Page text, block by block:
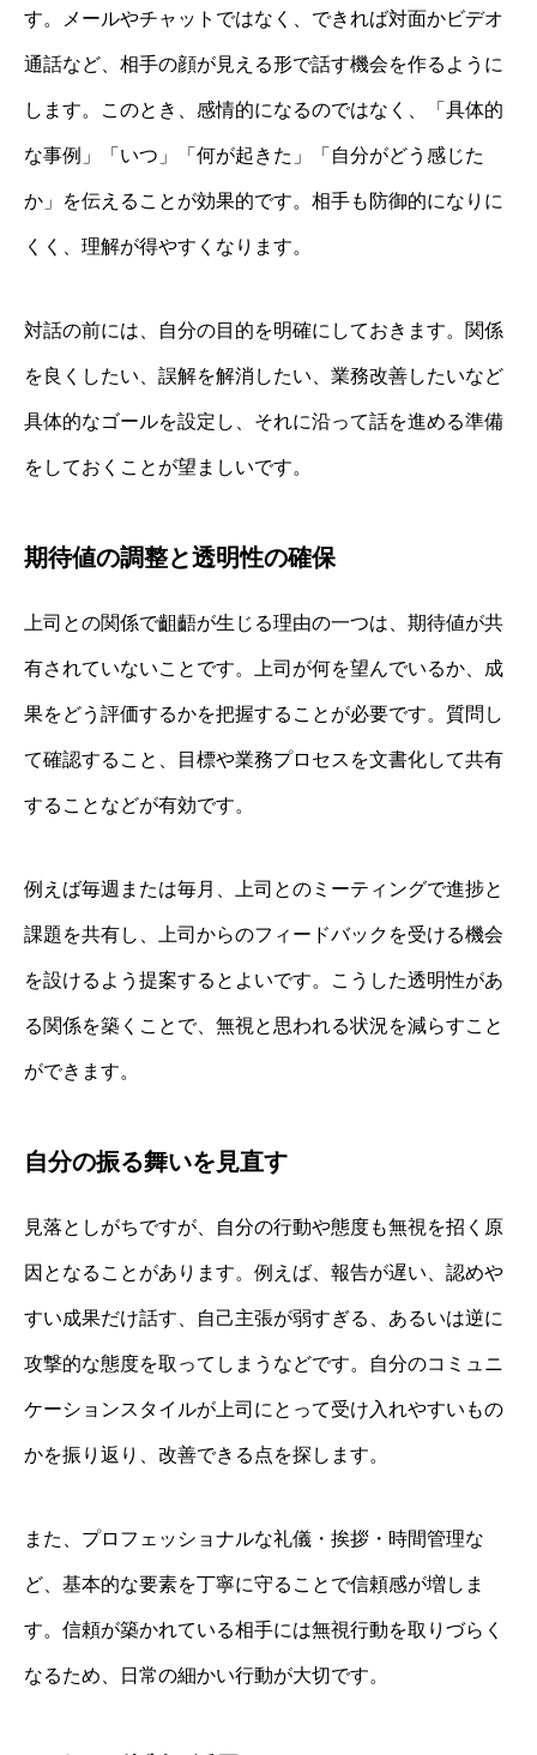
す。メールやチャットではなく、できれば対面かビデオ
通話など、相手の顔が見える形で話す機会を作るように
します。このとき、感情的になるのではなく、「具体的
な事例」「いつ」「何が起きた」「自分がどう感じた
か」を伝えることが効果的です。相手も防御的になりに
くく、理解が得やすくなります。
対話の前には、自分の目的を明確にしておきます。関係
を良くしたい、誤解を解消したい、業務改善したいなど
具体的なゴールを設定し、それに沿って話を進める準備
をしておくことが望ましいです。
期待値の調整と透明性の確保
上司との関係で齟齬が生じる理由の一つは、期待値が共
有されていないことです。上司が何を望んでいるか、成
果をどう評価するかを把握することが必要です。質問し
て確認すること、目標や業務プロセスを文書化して共有
することなどが有効です。
例えば毎週または毎月、上司とのミーティングで進捗と
課題を共有し、上司からのフィードバックを受ける機会
を設けるよう提案するとよいです。こうした透明性があ
る関係を築くことで、無視と思われる状況を減らすこと
ができます。
自分の振る舞いを見直す
見落としがちですが、自分の行動や態度も無視を招く原
因となることがあります。例えば、報告が遅い、認めや
すい成果だけ話す、自己主張が弱すぎる、あるいは逆に
攻撃的な態度を取ってしまうなどです。自分のコミュニ
ケーションスタイルが上司にとって受け入れやすいもの
かを振り返り、改善できる点を探します。
また、プロフェッショナルな礼儀・挨拶・時間管理な
ど、基本的な要素を丁寧に守ることで信頼感が増しま
す。信頼が築かれている相手には無視行動を取りづらく
なるため、日常の細かい行動が大切です。